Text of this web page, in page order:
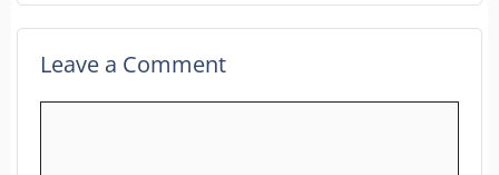
Leave a Comment